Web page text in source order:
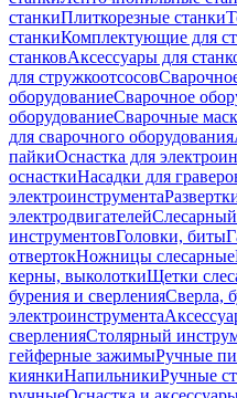
станкиПлиткорезные станки
станкиКомплектующие для
станковАксессуары для
для стружкоотсосов
оборудованиеСварочное
оборудованиеСварочные
для сварочного оборудования
пайкиОснастка для
оснасткиНасадки для
электроинструмента
электродвигателей
инструментовГоловки, биты
отвертокНожницы слесарные
керны, выколоткиЩетки
бурения и сверленияСверла,
электроинструмента
сверленияСтолярный
гейферные зажимыРучные
киянкиНапильникиРучные